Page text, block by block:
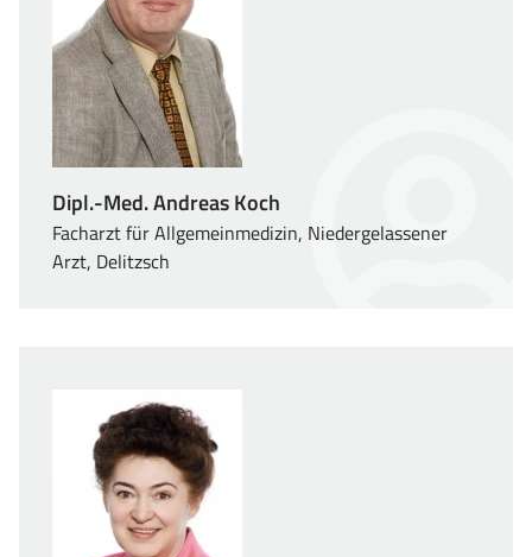
Dipl.-Med. Andreas Koch
Facharzt für Allgemeinmedizin, Niedergelassener
Arzt, Delitzsch